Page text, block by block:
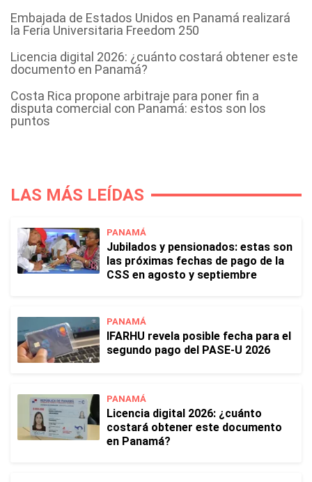
Embajada de Estados Unidos en Panamá realizará
la Feria Universitaria Freedom 250
Licencia digital 2026: ¿cuánto costará obtener este
documento en Panamá?
Costa Rica propone arbitraje para poner fin a
disputa comercial con Panamá: estos son los
puntos
LAS MÁS LEÍDAS
PANAMÁ
Jubilados y pensionados: estas son
las próximas fechas de pago de la
CSS en agosto y septiembre
PANAMÁ
IFARHU revela posible fecha para el
segundo pago del PASE-U 2026
PANAMÁ
Licencia digital 2026: ¿cuánto
costará obtener este documento
en Panamá?